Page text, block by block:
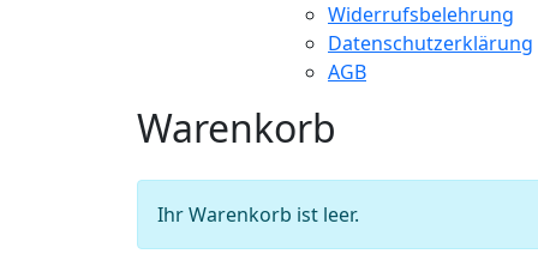
Widerrufsbelehrung
Datenschutzerklärung
AGB
Warenkorb
Ihr Warenkorb ist leer.